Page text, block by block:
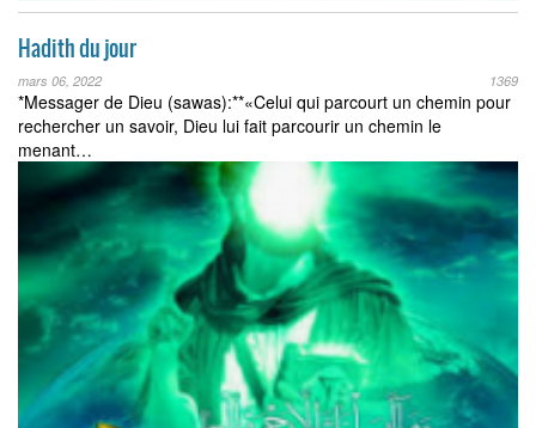
Hadith du jour
mars 06, 2022 1369
*Messager de Dieu (sawas):**«Celui qui parcourt un chemin pour
rechercher un savoir, Dieu lui fait parcourir un chemin le
menant…